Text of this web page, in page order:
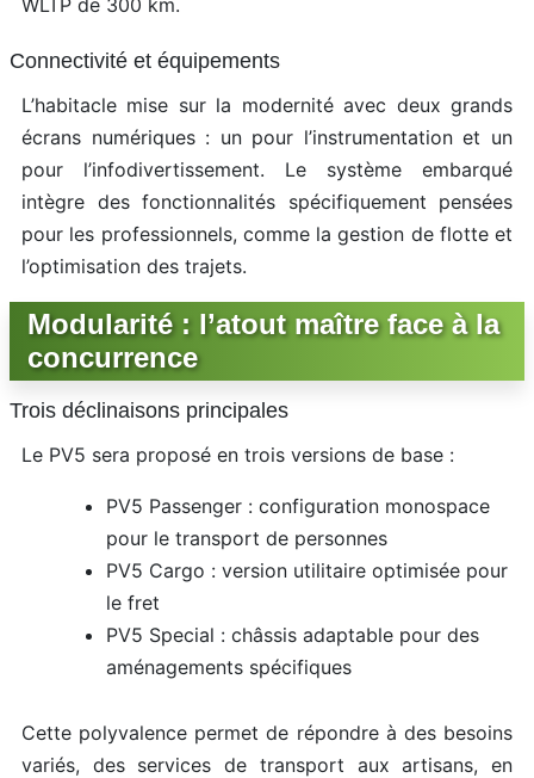
WLTP de 300 km.
Connectivité et équipements
L’habitacle mise sur la modernité avec deux grands
écrans numériques : un pour l’instrumentation et un
pour l’infodivertissement. Le système embarqué
intègre des fonctionnalités spécifiquement pensées
pour les professionnels, comme la gestion de flotte et
l’optimisation des trajets.
Modularité : l’atout maître face à la
concurrence
Trois déclinaisons principales
Le PV5 sera proposé en trois versions de base :
PV5 Passenger : configuration monospace
pour le transport de personnes
PV5 Cargo : version utilitaire optimisée pour
le fret
PV5 Special : châssis adaptable pour des
aménagements spécifiques
Cette polyvalence permet de répondre à des besoins
variés, des services de transport aux artisans, en